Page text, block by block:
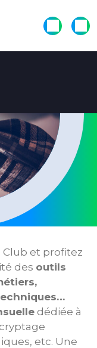
et profitez
des outils
dédiée à
etc. Une